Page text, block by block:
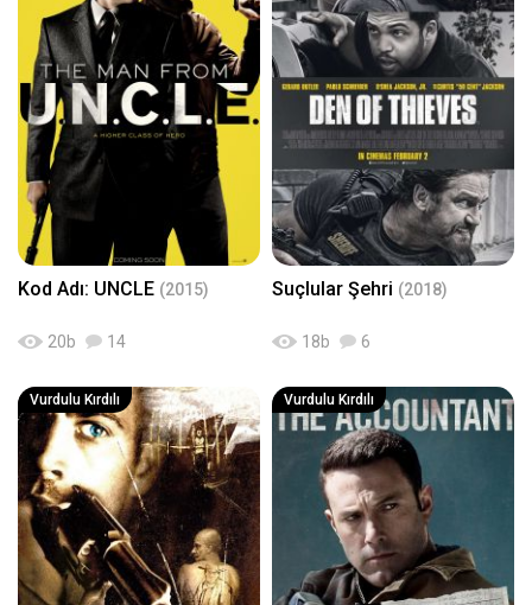
Kod Adı: UNCLE (2015)
20b 14
Suçlular Şehri (2018)
18b 6
Vurdulu Kırdılı Vurdulu Kırdılı